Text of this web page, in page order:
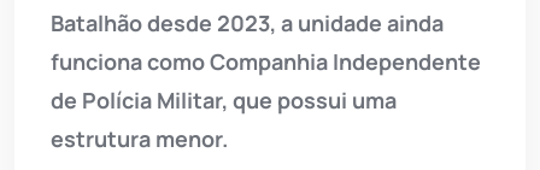
Batalhão desde 2023, a unidade ainda
funciona como Companhia Independente
de Polícia Militar, que possui uma
estrutura menor.